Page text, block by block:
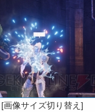
[画像サイズ切り替え]